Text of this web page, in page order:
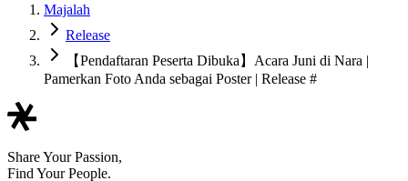
Majalah
Release
【Pendaftaran Peserta Dibuka】Acara Juni di Nara |
Pamerkan Foto Anda sebagai Poster | Release #
Share Your Passion,
Find Your People.